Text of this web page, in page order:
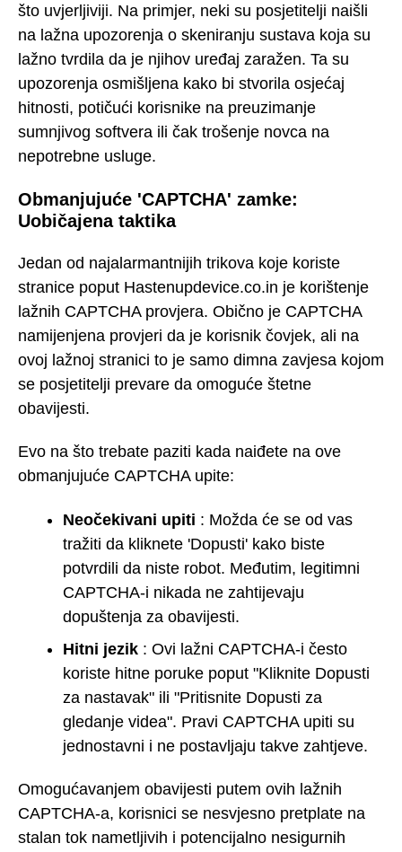
što uvjerljiviji. Na primjer, neki su posjetitelji naišli
na lažna upozorenja o skeniranju sustava koja su
lažno tvrdila da je njihov uređaj zaražen. Ta su
upozorenja osmišljena kako bi stvorila osjećaj
hitnosti, potičući korisnike na preuzimanje
sumnjivog softvera ili čak trošenje novca na
nepotrebne usluge.
Obmanjujuće 'CAPTCHA' zamke:
Uobičajena taktika
Jedan od najalarmantnijih trikova koje koriste
stranice poput Hastenupdevice.co.in je korištenje
lažnih CAPTCHA provjera. Obično je CAPTCHA
namijenjena provjeri da je korisnik čovjek, ali na
ovoj lažnoj stranici to je samo dimna zavjesa kojom
se posjetitelji prevare da omoguće štetne
obavijesti.
Evo na što trebate paziti kada naiđete na ove
obmanjujuće CAPTCHA upite:
Neočekivani upiti : Možda će se od vas
tražiti da kliknete 'Dopusti' kako biste
potvrdili da niste robot. Međutim, legitimni
CAPTCHA-i nikada ne zahtijevaju
dopuštenja za obavijesti.
Hitni jezik : Ovi lažni CAPTCHA-i često
koriste hitne poruke poput "Kliknite Dopusti
za nastavak" ili "Pritisnite Dopusti za
gledanje videa". Pravi CAPTCHA upiti su
jednostavni i ne postavljaju takve zahtjeve.
Omogućavanjem obavijesti putem ovih lažnih
CAPTCHA-a, korisnici se nesvjesno pretplate na
stalan tok nametljivih i potencijalno nesigurnih